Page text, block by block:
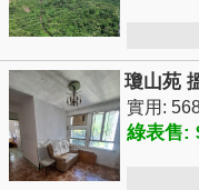
瓊山苑
實用:
綠表售: